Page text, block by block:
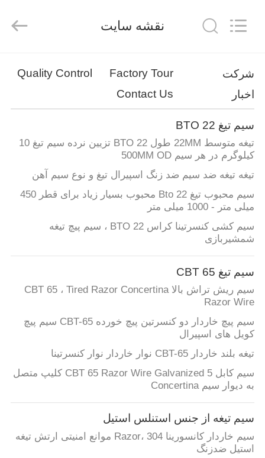
اصلی
محصولات
درباره
ما
تور
کارخانه
کنترل
کیفیت
ما
تماس
بگیرید
اخبار
Anping
Taiye
Products
Rights
نقشه سایت
شرکت Factory Tour
Quality Control
اخبار
Contact Us
سیم تیغ BTO 22
تیغه متوسط ​​22MM طول BTO 22 تزیین نرده سیم تیغ 10
کیلوگرم در هر سیم 500MM OD
تیغه تیغه ضد سیم ضد زنگ اسپیرال تیغ و نوع سیم آهن
سیم محبوب تیغ Bto 22 محبوب بسیار زیاد برای قطر 450
میلی متر - 1000 میلی متر
سیم کشی کنسرتینا کراس BTO 22 ، سیم پیچ تیغه
شمشیربازی
سیم تیغ CBT 65
سیم ریش تراش بالا CBT 65 ، Tired Razor Concertina
Razor Wire
سیم پیچ خاردار دو کنسرتین پیچ خورده CBT-65 سیم پیچ
کویل های اسپیرال
تیغه بلند خاردار CBT-65 نوار خاردار نوار کنسرتینا
سیم کابل CBT 65 Razor Wire Galvanized 5 کلیپ متصل
به دیوار سیم Concertina
سیم تیغه از جنس استنلس استیل
سیم خاردار کانسورینا Razor، 304 موانع امنیتی ارتش تیغه
استیل ضدزنگ